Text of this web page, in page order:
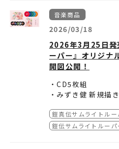
高橋留美子先生とは
です。
再び、留美子様の
できて大変光栄に思
『MAO』ファンの
■TVアニメ『犬夜
全8曲収録
※特典は数量限定
ます。あらかじめご
※特典内容は予告
ます。
※特典詳細に関しま
い合わせください。
ご予約は コチラ
鎧真伝サムラ
TER SONG
2026年6月24日(水)
品番：EYCA-14959
価格：3,850円(10
描きおろし 描き下
製ブックレット
涙のリクエスト
リンダリンダ
全9曲収録
ズ：約
劇中で凱が持ってい
イン！
詳細→ https://
音楽商品
2026/03/18
2026年3月25日発
ーパー』オリジナ
開図公開！
・CD5枚組
・みずき健 新規描
・レコード風 紙コ
下敷き
【店舗特典（対象店
鎧真伝サムライトルー
鎧伝サムライトルーパ